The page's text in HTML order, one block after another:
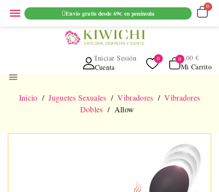
ENVIO GRATUITO EN PEDIDOS SUPERIORES A 69€ EN
PENINSULA
Cuenta
Iniciar Sesión
Mi Carrito
0,00 €
menu
Inicio Juguetes Sexuales Vibradores
Vibradores
Dobles
Allow
menu Envío gratis desde 69€ en península